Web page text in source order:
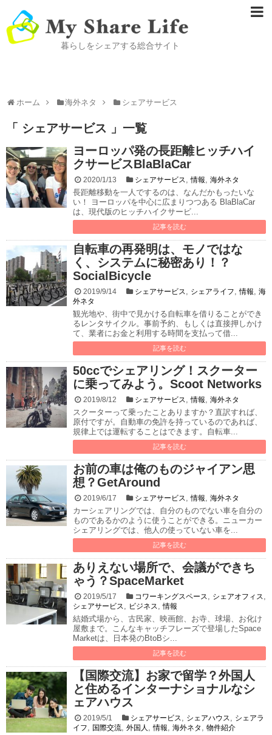
暮らしをシェアする総合サイト
ホーム 海外ネタ シェアサービス
「 シェアサービス 」一覧
ヨーロッパ発の長距離ヒッチハイ
クサービスBlaBlaCar
2020/1/13 シェアサービス,情報, 海外ネタ
長距離移動を一人でするのは、なんだかもったいな
い！ ヨーロッパを中心に広まりつつある BlaBlaCar
は、現代版のヒッチハイクサービ...
記事を読む
自転車の再発明は、モノではな
く、システムに秘密あり！？
SocialBicycle
2019/9/14 シェアサービス, シェアライフ,情報, 海
外ネタ
観光地や、街中で見かける自転車を借りることができ
るレンタサイクル。事前予約、もしくは直接押しかけ
て、業者にお金と利用する時間を支払って借...
記事を読む
50ccでシェアリング！スクーター
に乗ってみよう。Scoot Networks
2019/8/12 シェアサービス,情報, 海外ネタ
スクーターって乗ったことありますか？直訳すれば、
原付ですが。自動車の免許を持っているのであれば、
規律上では運転することはできます。自転車...
記事を読む
お前の車は俺のものジャイアン思
想？GetAround
2019/6/17 シェアサービス,情報, 海外ネタ
カーシェアリングでは、自分のものでない車を自分の
ものであるかのように使うことができる。ニューカー
シェアリングでは、他人の使っていない車を...
記事を読む
ありえない場所で、会議ができち
ゃう？SpaceMarket
2019/5/17 コワーキングスペース, シェアオフィス,
シェアサービス, ビジネス,情報
結婚式場から、古民家、映画館、お寺、球場、お化け
屋敷まで。こんなキャッチフレーズで登場したSpace
Marketは、日本発のBtoBシ...
記事を読む
【国際交流】お家で留学？外国人
と住めるインターナショナルなシ
ェアハウス
2019/5/1 シェアサービス, シェアハウス, シェアラ
イフ, 国際交流, 外国人 ,情報, 海外ネタ , 物件紹介